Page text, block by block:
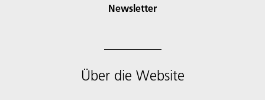
Newsletter
Über die Website